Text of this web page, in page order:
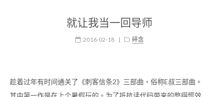
就让我当一回导师
2016-02-18 | 碎念
趁着过年有时间通关了《刺客信条2》三部曲，俗称E叔三部曲。
其中第一作是在上个暑假玩的。为了抵抗读代码带来的憋得慌效